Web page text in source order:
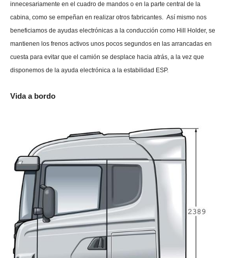
innecesariamente en el cuadro de mandos o en la parte central de la
cabina, como se empeñan en realizar otros fabricantes. Así mismo nos
beneficiamos de ayudas electrónicas a la conducción como Hill Holder, se
mantienen los frenos activos unos pocos segundos en las arrancadas en
cuesta para evitar que el camión se desplace hacia atrás, a la vez que
disponemos de la ayuda electrónica a la estabilidad ESP.
Vida a bordo